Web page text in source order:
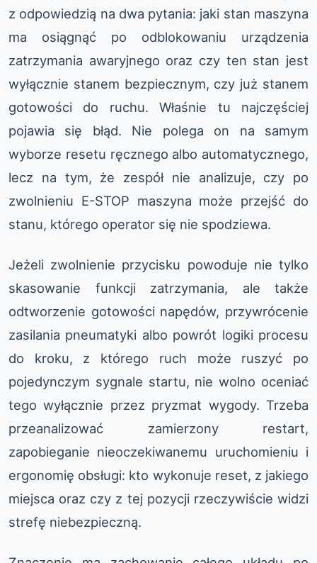
z odpowiedzią na dwa pytania: jaki stan maszyna
ma osiągnąć po odblokowaniu urządzenia
zatrzymania awaryjnego oraz czy ten stan jest
wyłącznie stanem bezpiecznym, czy już stanem
gotowości do ruchu. Właśnie tu najczęściej
pojawia się błąd. Nie polega on na samym
wyborze resetu ręcznego albo automatycznego,
lecz na tym, że zespół nie analizuje, czy po
zwolnieniu E-STOP maszyna może przejść do
stanu, którego operator się nie spodziewa.
Jeżeli zwolnienie przycisku powoduje nie tylko
skasowanie funkcji zatrzymania, ale także
odtworzenie gotowości napędów, przywrócenie
zasilania pneumatyki albo powrót logiki procesu
do kroku, z którego ruch może ruszyć po
pojedynczym sygnale startu, nie wolno oceniać
tego wyłącznie przez pryzmat wygody. Trzeba
przeanalizować zamierzony restart,
zapobieganie nieoczekiwanemu uruchomieniu i
ergonomię obsługi: kto wykonuje reset, z jakiego
miejsca oraz czy z tej pozycji rzeczywiście widzi
strefę niebezpieczną.